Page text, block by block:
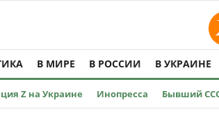
В МИРЕ В РОССИИ В УКРАИНЕ
Z на Украине Инопресса Бывший